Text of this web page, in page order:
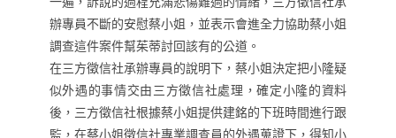
辦專員不斷的安慰蔡小姐，並表示會進全力協助蔡小姐
調查這件案件幫茱蒂討回該有的公道。
在三方徵信社承辦專員的說明下，蔡小姐決定把小隆疑
似外遇的事情交由三方徵信社處理，確定小隆的資料
後，三方徵信社根據蔡小姐提供建銘的下班時間進行跟
監，在蔡小姐徵信社專業調查員的外遇蒐證下，得知小